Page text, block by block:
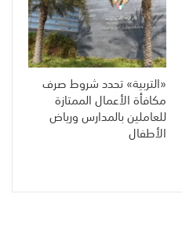
«التربية» تحدد شروط صرف
مكافأة الأعمال الممتازة
للعاملين بالمدارس ورياض
الأطفال